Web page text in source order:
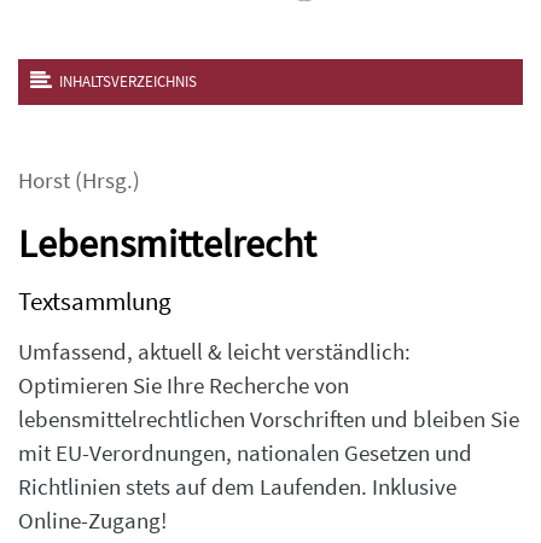
INHALTSVERZEICHNIS
Horst (Hrsg.)
Lebensmittelrecht
Textsammlung
Umfassend, aktuell & leicht verständlich:
Optimieren Sie Ihre Recherche von
lebensmittelrechtlichen Vorschriften und bleiben Sie
mit EU-Verordnungen, nationalen Gesetzen und
Richtlinien stets auf dem Laufenden. Inklusive
Online-Zugang!